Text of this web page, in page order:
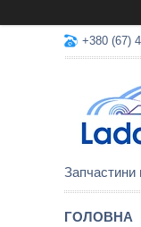
+380 (67)
Запчастини
ГОЛОВНА